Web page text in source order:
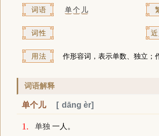
词语 单个 儿
词性
用法 作形容词，表示单数、独立；
词语解释
单个儿 dāng èr
1. 单独 一人。